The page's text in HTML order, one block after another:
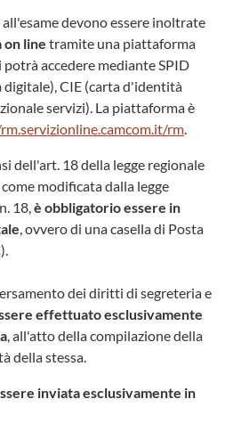
devono essere inoltrate
on line tramite una piattaforma
accedere mediante SPID
CIE (carta d'identità
servizi). La piattaforma è
camcom.it/rm.
dell'art. 18 della legge regionale
modificata dalla legge
18,è obbligatorio essere in
, ovvero di una casella di Posta
dei diritti di segreteria e
effettuato esclusivamente
, all'atto della compilazione della
della stessa.
inviata esclusivamente in